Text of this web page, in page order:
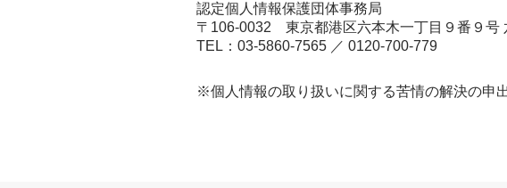
認定個人情報保護団体事務局
〒106-0032 東京都港区六本木一丁目９番９号
TEL：03-5860-7565 ／ 0120-700-779
※個人情報の取り扱いに関する苦情の解決の申